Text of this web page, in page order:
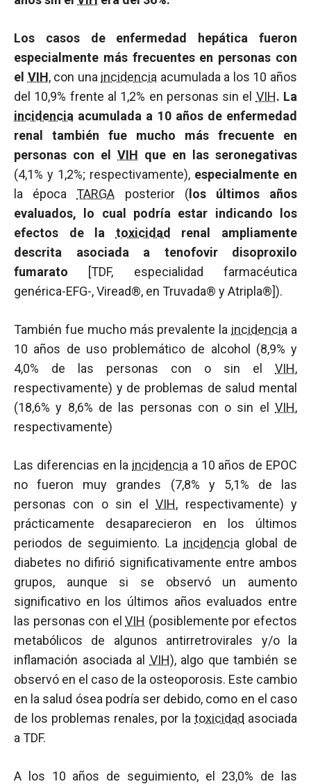
Los casos de enfermedad hepática fueron
especialmente más frecuentes en personas con
el VIH, con una incidencia acumulada a los 10 años
del 10,9% frente al 1,2% en personas sin el VIH. La
incidencia acumulada a 10 años de enfermedad
renal también fue mucho más frecuente en
personas con el VIH que en las seronegativas
(4,1% y 1,2%; respectivamente), especialmente en
la épocaTARGA posterior (los últimos años
evaluados, lo cual podría estar indicando los
efectos de la toxicidad
renal ampliamente
descrita asociada a tenofovir disoproxilo
fumarato [TDF, especialidad farmacéutica
genérica-EFG-, Viread®, en Truvada® y Atripla®]).
También fue mucho más prevalente la incidencia a
10 años de uso problemático de alcohol (8,9% y
4,0% de las personas con o sin el VIH,
respectivamente) y de problemas de salud mental
(18,6% y 8,6% de las personas con o sin el VIH,
respectivamente)
Las diferencias en la incidencia a 10 años de EPOC
no fueron muy grandes (7,8% y 5,1% de las
personas con o sin elVIH, respectivamente) y
prácticamente desaparecieron en los últimos
periodos de seguimiento. La incidencia global de
diabetes no difirió significativamente entre ambos
grupos, aunque si se observó un aumento
significativo en los últimos años evaluados entre
las personas con elVIH (posiblemente por efectos
metabólicos de algunos antirretrovirales y/o la
inflamación asociada al VIH), algo que también se
observó en el caso de la osteoporosis. Este cambio
en la salud ósea podría ser debido, como en el caso
de los problemas renales, por la toxicidad asociada
a TDF.
A los 10 años de seguimiento, el 23,0% de las